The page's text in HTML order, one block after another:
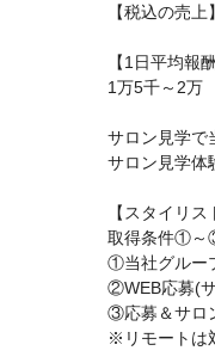
【税込の売
【1日平均報酬
1万5千～2万
サロン見学で
サロン見学体
【スタイリ
取得条件①～
①当社グルー
②WEB応募(
③応募＆サロ
※リモートは